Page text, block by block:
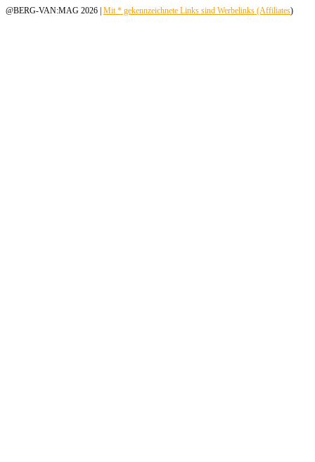
@BERG-VAN:MAG 2026 | Mit * gekennzeichnete Links sind Werbelinks (Affiliates)